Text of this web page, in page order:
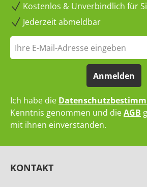
Kostenlos & Unverbindlich für
Jederzeit abmeldbar
Anmelden
Ich habe die
Kenntnis genommen und dieAGB
mit ihnen einverstanden.
KONTAKT